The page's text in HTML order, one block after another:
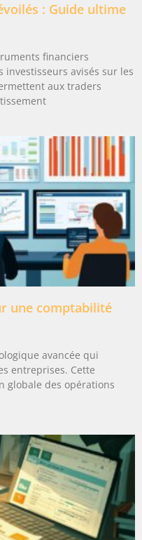
: Guide ultime
financiers
avisés sur les
aux traders
une comptabilité
avancée qui
entreprises. Cette
globale des opérations